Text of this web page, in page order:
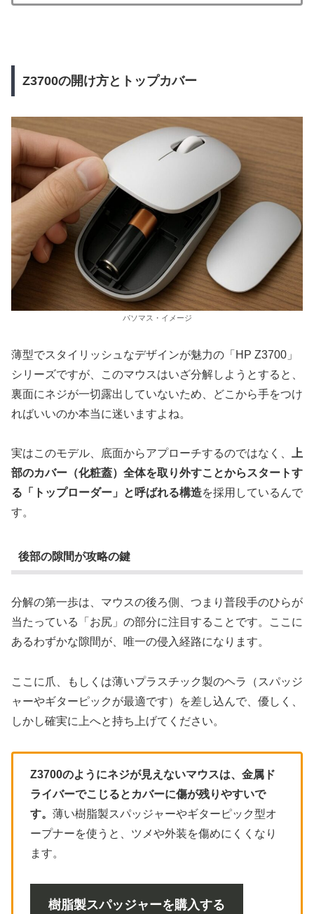
Z3700の開け方とトップカバー
パソマス・イメージ
薄型でスタイリッシュなデザインが魅力の「HP Z3700」
シリーズですが、このマウスはいざ分解しようとすると、
裏面にネジが一切露出していないため、どこから手をつけ
ればいいのか本当に迷いますよね。
実はこのモデル、底面からアプローチするのではなく、 上
部のカバー（化粧蓋）全体を取り外すことからスタートす
る「トップローダー」と呼ばれる構造を採用しているんで
す。
後部の隙間が攻略の鍵
分解の第一歩は、マウスの後ろ側、つまり普段手のひらが
当たっている「お尻」の部分に注目することです。ここに
あるわずかな隙間が、唯一の侵入経路になります。
ここに爪、もしくは薄いプラスチック製のヘラ（スパッジ
ャーやギターピックが最適です）を差し込んで、優しく、
しかし確実に上へと持ち上げてください。
Z3700のようにネジが見えないマウスは、金属ド
ライバーでこじるとカバーに傷が残りやすいで
す。 薄い樹脂製スパッジャーやギターピック型オ
ープナーを使うと、ツメや外装を傷めにくくなり
ます。
樹脂製スパッジャーを購入する